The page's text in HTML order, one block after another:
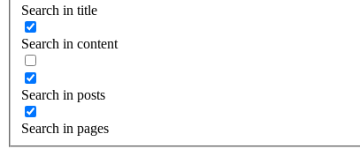
Search in title
Search in content
Search in posts
Search in pages